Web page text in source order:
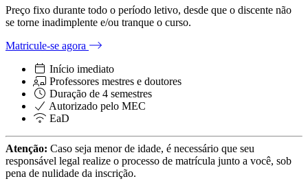
Preço fixo durante todo o período letivo, desde que o discente não
se torne inadimplente e/ou tranque o curso.
Matricule-se agora
Início imediato
Professores mestres e doutores
Duração de 4 semestres
Autorizado pelo MEC
EaD
Atenção: Caso seja menor de idade, é necessário que seu
responsável legal realize o processo de matrícula junto a você, sob
pena de nulidade da inscrição.